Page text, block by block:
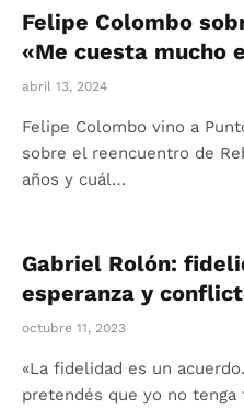
Felipe Colombo
«Me cuesta mucho
abril 13, 2024
Felipe Colombo vino a
sobre el reencuentro de
años y cuál…
Gabriel Rolón:
esperanza y
octubre 11, 2023
«La fidelidad es un
pretendés que yo no tenga